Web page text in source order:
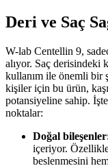
Deri ve Saç
W-lab Centellin 9,
alıyor. Saç derisindeki
kullanım ile önemli bir
kişiler için bu ürün,
potansiyeline sahip.
noktalar:
Doğal
içeriyor.
beslenmesini